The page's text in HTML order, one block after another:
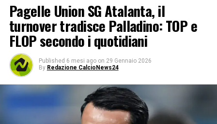
Pagelle Union SG Atalanta, il
turnover tradisce Palladino: TOP e
FLOP secondo i quotidiani
Published 6 mesi ago on 29 Gennaio 2026
By Redazione CalcioNews24